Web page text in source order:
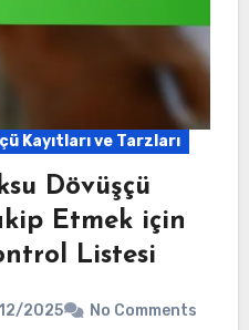
Kayıtları ve Tarzları
Dövüşçü
Etmek için
Listesi
2025 No Comments